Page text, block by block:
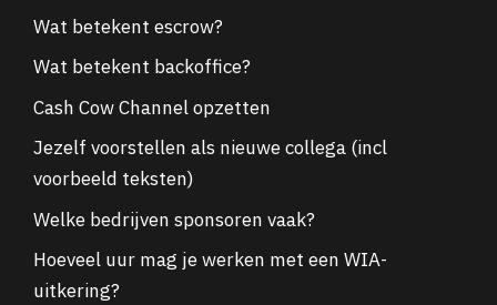
Wat betekent escrow?
Wat betekent backoffice?
Cash Cow Channel opzetten
Jezelf voorstellen als nieuwe collega (incl
voorbeeld teksten)
Welke bedrijven sponsoren vaak?
Hoeveel uur mag je werken met een WIA-
uitkering?